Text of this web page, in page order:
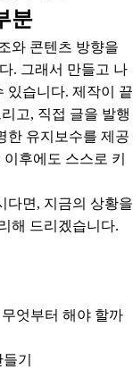
분
와 콘텐츠 방향을
. 그래서 만들고 나
있습니다. 제작이 끝
고, 직접 글을 발행
한 유지보수를 제공
후에도 스스로 키
다면, 지금의 상황을
해 드리겠습니다.
엇부터 해야 할까
기